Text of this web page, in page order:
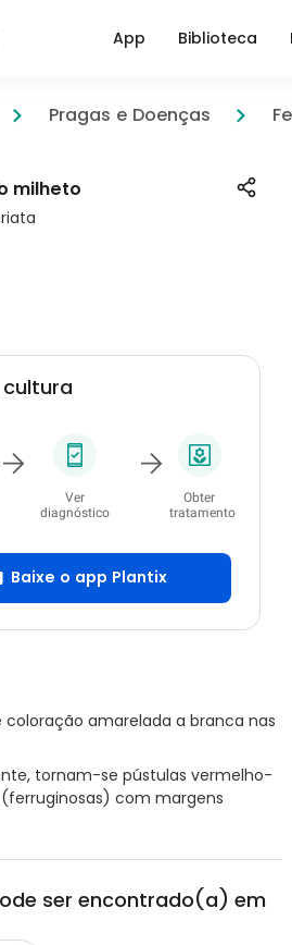
App Biblioteca
Pragas e Doenças
milheto
Ver
diagnóstico
Obter
tratamento
Baixe o app Plantix
coloração amarelada a branca nas
tornam-se pústulas vermelho-
com margens
ser encontrado(a) em